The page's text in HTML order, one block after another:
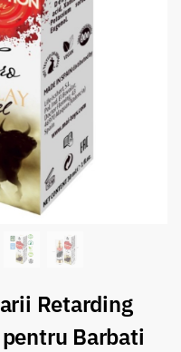
Retarding
Barbati